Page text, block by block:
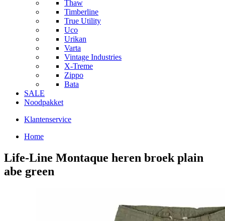
Thaw
Timberline
True Utility
Uco
Urikan
Varta
Vintage Industries
X-Treme
Zippo
Bata
SALE
Noodpakket
Klantenservice
Home
Life-Line Montaque heren broek plain
abe green